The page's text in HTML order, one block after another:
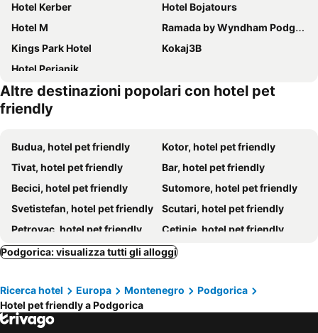
Hotel Kerber
Hotel Bojatours
Hotel M
Ramada by Wyndham Podgorica
Kings Park Hotel
Kokaj3B
Hotel Perjanik
Altre destinazioni popolari con hotel pet
friendly
Budua, hotel pet friendly
Kotor, hotel pet friendly
Tivat, hotel pet friendly
Bar, hotel pet friendly
Becici, hotel pet friendly
Sutomore, hotel pet friendly
Svetistefan, hotel pet friendly
Scutari, hotel pet friendly
Petrovac, hotel pet friendly
Cetinje, hotel pet friendly
Koplik, hotel pet friendly
Perast, hotel pet friendly
Kolašin, hotel pet friendly
Danilovgrad, hotel pet friendly
Miločer, hotel pet friendly
Podgorica: visualizza tutti gli alloggi
Ricerca hotel Europa Montenegro
Podgorica
Hotel pet friendly a Podgorica